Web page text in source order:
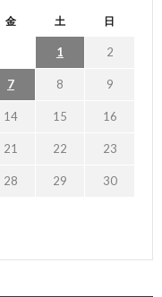
金 土 日
1 2
7 8 9
14 15 16
21 22 23
28 29 30